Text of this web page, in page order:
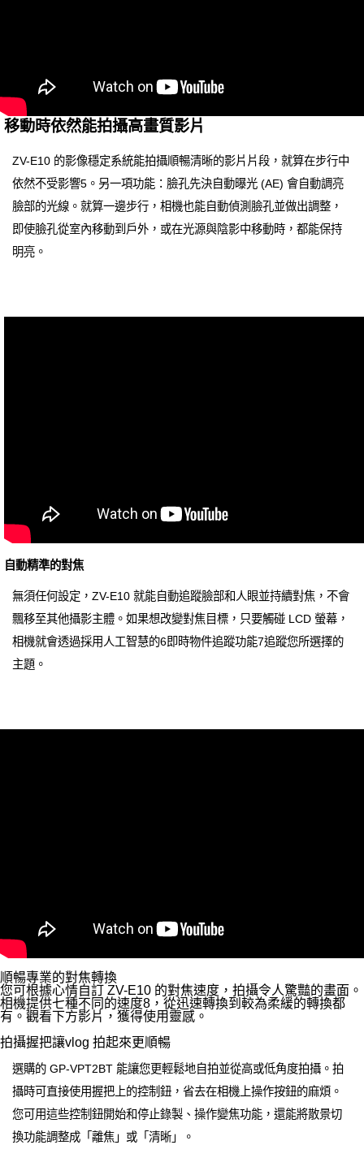
移動時依然能拍攝高畫質影片
ZV-E10 的影像穩定系統能拍攝順暢清晰的影片片段，就算在步行中
依然不受影響5。另一項功能：臉孔先決自動曝光 (AE) 會自動調亮
臉部的光線。就算一邊步行，相機也能自動偵測臉孔並做出調整，
即使臉孔從室內移動到戶外，或在光源與陰影中移動時，都能保持
明亮。
自動精準的對焦
無須任何設定，ZV-E10 就能自動追蹤臉部和人眼並持續對焦，不會
飄移至其他攝影主體。如果想改變對焦目標，只要觸碰 LCD 螢幕，
相機就會透過採用人工智慧的6即時物件追蹤功能7追蹤您所選擇的
主題。
順暢專業的對焦轉換
您可根據心情自訂 ZV-E10 的對焦速度，拍攝令人驚豔的畫面。
相機提供七種不同的速度8，從迅速轉換到較為柔緩的轉換都
有。觀看下方影片，獲得使用靈感。
拍攝握把讓vlog 拍起來更順暢
選購的 GP-VPT2BT 能讓您更輕鬆地自拍並從高或低角度拍攝。拍
攝時可直接使用握把上的控制鈕，省去在相機上操作按鈕的麻煩。
您可用這些控制鈕開始和停止錄製、操作變焦功能，還能將散景切
換功能調整成「離焦」或「清晰」。